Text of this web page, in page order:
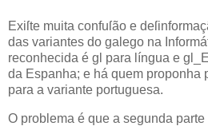
Exiſte muita confuſão e
das variantes do galego na
reconhecida é gl para língua e
da Espanha; e há quem proponha
para a variante portuguesa.
O problema é que a segunda